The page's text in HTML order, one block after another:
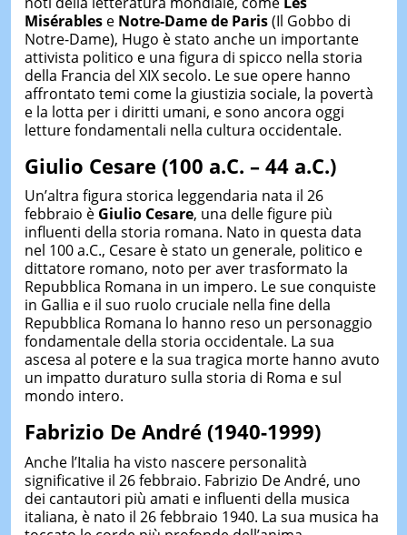
Misérablese Notre-Dame de Paris(Il Gobbo di
Notre-Dame), Hugo è stato anche un importante
attivista politico e una figura di spicco nella storia
della Francia del XIX secolo. Le sue opere hanno
affrontato temi come la giustizia sociale, la povertà
e la lotta per i diritti umani, e sono ancora oggi
letture fondamentali nella cultura occidentale.
Giulio Cesare (100 a.C. – 44 a.C.)
Un’altra figura storica leggendaria nata il 26
febbraio è Giulio Cesare, una delle figure più
influenti della storia romana. Nato in questa data
nel 100 a.C., Cesare è stato un generale, politico e
dittatore romano, noto per aver trasformato la
Repubblica Romana in un impero. Le sue conquiste
in Gallia e il suo ruolo cruciale nella fine della
Repubblica Romana lo hanno reso un personaggio
fondamentale della storia occidentale. La sua
ascesa al potere e la sua tragica morte hanno avuto
un impatto duraturo sulla storia di Roma e sul
mondo intero.
Fabrizio De André (1940-1999)
Anche l’Italia ha visto nascere personalità
significative il 26 febbraio. Fabrizio De André, uno
dei cantautori più amati e influenti della musica
italiana, è nato il 26 febbraio 1940. La sua musica ha